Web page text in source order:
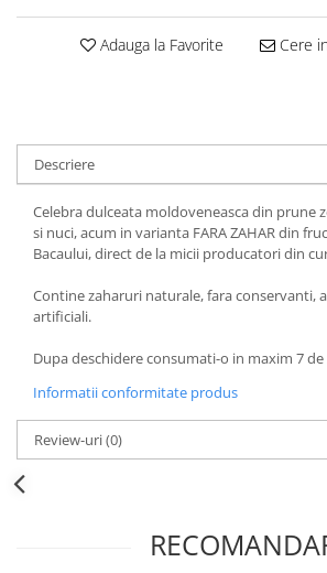
Adauga la Favorite Cere
Descriere
Celebra dulceata moldoveneasca din prune
si nuci, acum in varianta FARA ZAHAR din
Bacaului, direct de la micii producatori din
Contine zaharuri naturale, fara conservanti,
artificiali.
Dupa deschidere consumati-o in maxim 7 de
Informatii conformitate produs
Review-uri(0)